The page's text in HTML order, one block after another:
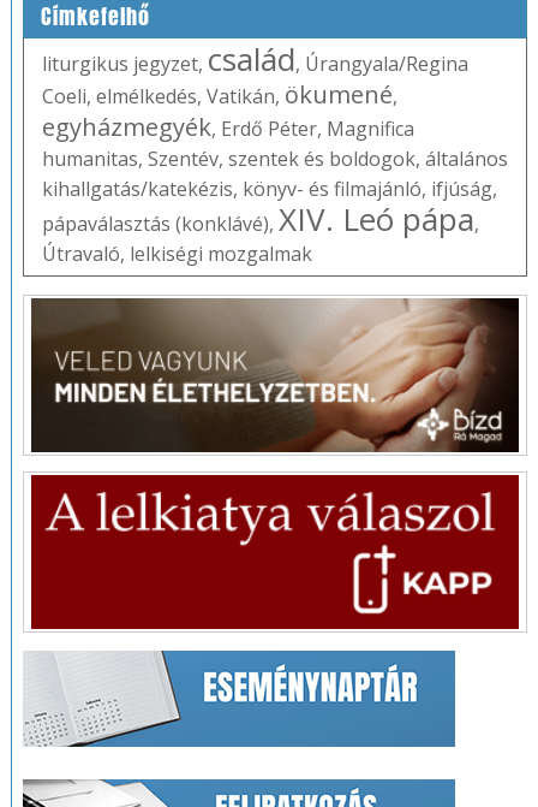
Címkefelhő
liturgikus jegyzet, család, Úrangyala/Regina
Coeli, elmélkedés, Vatikán, ökumené,
egyházmegyék, Erdő Péter, Magnifica
humanitas, Szentév, szentek és boldogok, általános
kihallgatás/katekézis, könyv- és filmajánló, ifjúság,
pápaválasztás (konklávé), XIV. Leó pápa,
Útravaló, lelkiségi mozgalmak